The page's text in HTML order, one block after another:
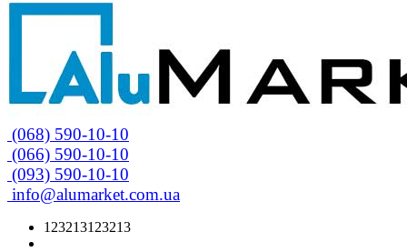
(068) 590-10-10
(066) 590-10-10
(093) 590-10-10
info@alumarket.com.ua
123213123213